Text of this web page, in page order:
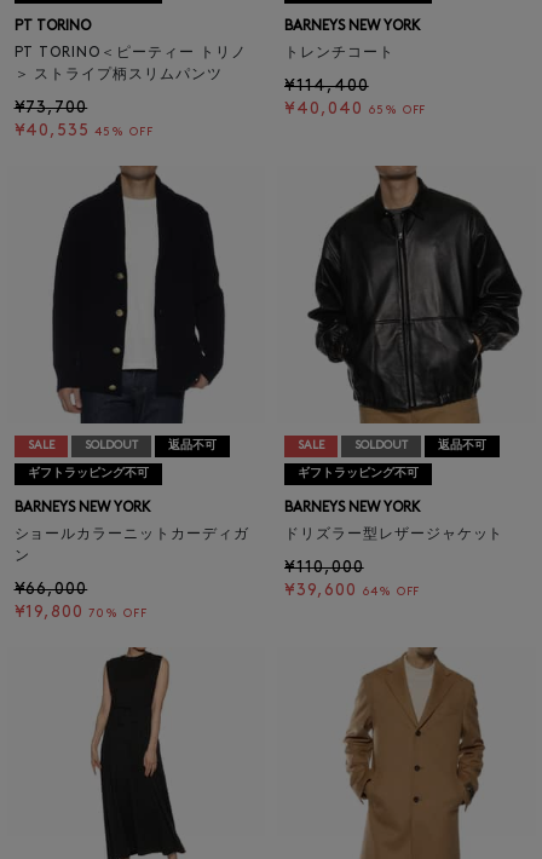
PT TORINO
PT TORINO＜ピーティー トリノ
＞ ストライプ柄スリムパンツ
¥73,700
¥40,535 45% OFF
BARNEYS NEW YORK
トレンチコート
¥114,400
¥40,040
65% OFF
SALE SOLDOUT 返品不可
ギフトラッピング不可
BARNEYS NEW YORK
ショールカラーニットカーディガ
ン
¥66,000
¥19,800 70% OFF
SALE SOLDOUT 返品不可
ギフトラッピング不可
BARNEYS NEW YORK
ドリズラー型レザージャケット
¥110,000
¥39,600
64% OFF